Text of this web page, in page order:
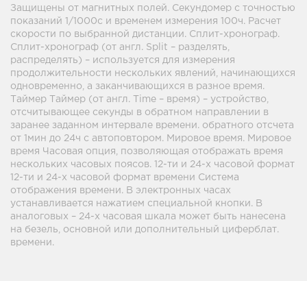
Защищены от магнитных полей. Секундомер с точностью
показаний 1/1000с и временем измерения 100ч. Расчет
скорости по выбранной дистанции. Сплит-хронограф.
Сплит-хронограф (от англ. Split – разделять,
распределять) – используется для измерения
продолжительности нескольких явлений, начинающихся
одновременно, а заканчивающихся в разное время.
Таймер Таймер (от англ. Time – время) – устройство,
отсчитывающее секунды в обратном направлении в
заранее заданном интервале времени. обратного отсчета
от 1мин до 24ч с автоповтором. Мировое время. Мировое
время Часовая опция, позволяющая отображать время
нескольких часовых поясов. 12-ти и 24-х часовой формат
12-ти и 24-х часовой формат времени Система
отображения времени. В электронных часах
устанавливается нажатием специальной кнопки. В
аналоговых – 24-х часовая шкала может быть нанесена
на безель, основной или дополнительный циферблат.
времени.